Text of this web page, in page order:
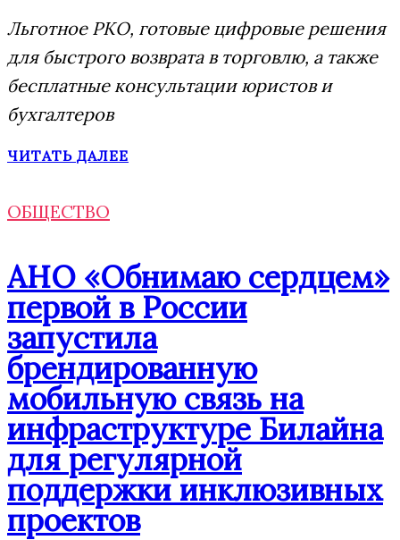
Льготное РКО, готовые цифровые решения
для быстрого возврата в торговлю, а также
бесплатные консультации юристов и
бухгалтеров
ЧИТАТЬ ДАЛЕЕ
ОБЩЕСТВО
АНО «Обнимаю сердцем»
первой в России
запустила
брендированную
мобильную связь на
инфраструктуре Билайна
для регулярной
поддержки инклюзивных
проектов